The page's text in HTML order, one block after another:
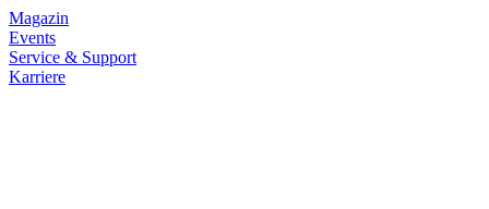
Magazin
Events
Service & Support
Karriere